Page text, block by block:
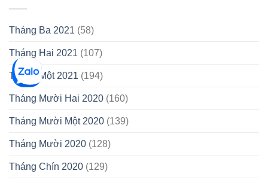
Tháng Ba 2021 (58)
Tháng Hai 2021 (107)
Tháng Một 2021 (194)
Tháng Mười Hai 2020 (160)
Tháng Mười Một 2020 (139)
Tháng Mười 2020 (128)
Tháng Chín 2020 (129)